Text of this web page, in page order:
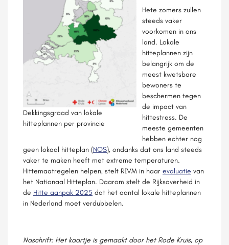
Dekkingsgraad van lokale
hitteplannen per provincie
Hete zomers zullen
steeds vaker
voorkomen in ons
land. Lokale
hitteplannen zijn
belangrijk om de
meest kwetsbare
bewoners te
beschermen tegen
de impact van
hittestress. De
meeste gemeenten
hebben echter nog
geen lokaal hitteplan (NOS), ondanks dat ons land steeds
vaker te maken heeft met extreme temperaturen.
Hittemaatregelen helpen, stelt RIVM in haar evaluatie van
het Nationaal Hitteplan. Daarom stelt de Rijksoverheid in
de Hitte aanpak 2025 dat het aantal lokale hitteplannen
in Nederland moet verdubbelen.
Naschrift: Het kaartje is gemaakt door het Rode Kruis, op